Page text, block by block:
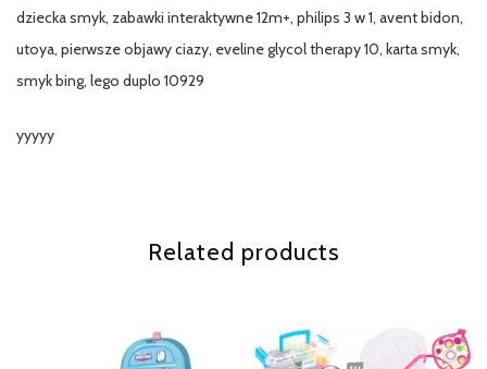
dziecka smyk, zabawki interaktywne 12m+, philips 3 w 1, avent bidon,
utoya, pierwsze objawy ciazy, eveline glycol therapy 10, karta smyk,
smyk bing, lego duplo 10929
yyyyy
Related products